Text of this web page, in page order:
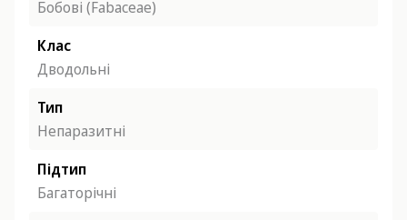
Бобові (Fabaceae)
Клас
Дводольні
Тип
Непаразитні
Підтип
Багаторічні